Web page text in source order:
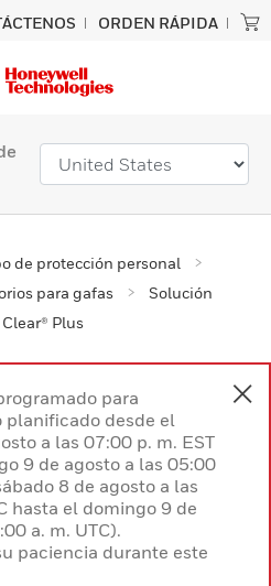
ORDEN RÁPIDA
de protección personal
para gafas
Solución
Plus
para
desde el
a las 07:00 p. m. EST
9 de agosto a las 05:00
8 de agosto a las
hasta el domingo 9 de
a. m. UTC).
paciencia durante este